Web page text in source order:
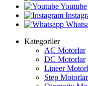
Youtube
Kategoriler
AC Motorlar
DC Motorlar
Lineer
Step Motorlar